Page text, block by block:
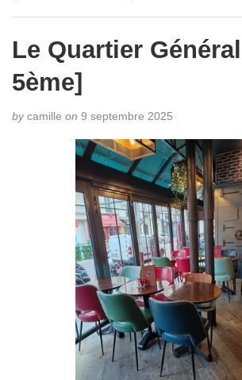
Le Quartier
5ème]
bycamille on 9 septembre 2025